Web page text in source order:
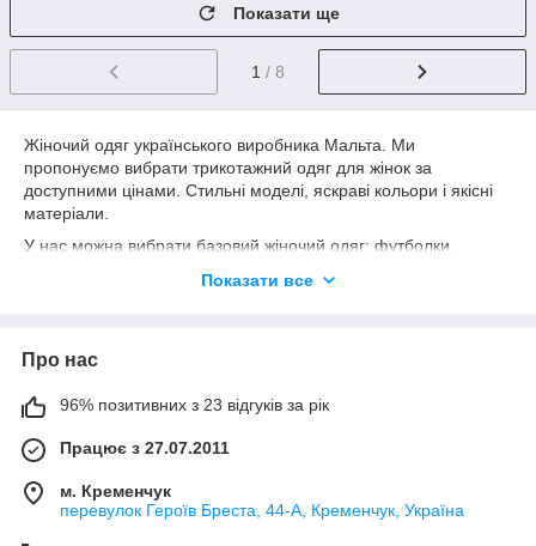
Показати ще
1 / 8
Жіночий одяг українського виробника Мальта. Ми
пропонуємо вибрати трикотажний одяг для жінок за
доступними цінами. Стильні моделі, яскраві кольори і якісні
матеріали.
У нас можна вибрати базовий жіночий одяг: футболки,
пропонуємо домашній одяг і нічні сорочки з піжамами.
утепленими худі, світшотами і штанами. Базові речі в темних і
зібрати комфортний і трендовий образ на кожен день.
Одяг для повсякденного, спортивного і ділового стилів.
Допоможемо підібрати потрібний розмір і фасон. Спортивні
костюми різних моделей, строгі спідниці з сорочками
холодних відтінків, сукні вільного крою для вуличного стилю і
Показати все
Про нас
96% позитивних з 23 відгуків за рік
Працює з 27.07.2011
м. Кременчук
перевулок Героїв Бреста, 44-А, Кременчук, Україна